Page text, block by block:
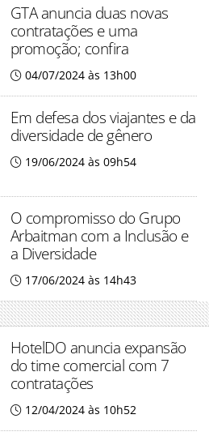
GTA anuncia duas novas
contratações e uma
promoção; confira
04/07/2024 às 13h00
Em defesa dos viajantes e da
diversidade de gênero
19/06/2024 às 09h54
O compromisso do Grupo
Arbaitman com a Inclusão e
a Diversidade
17/06/2024 às 14h43
HotelDO anuncia expansão
do time comercial com 7
contratações
12/04/2024 às 10h52